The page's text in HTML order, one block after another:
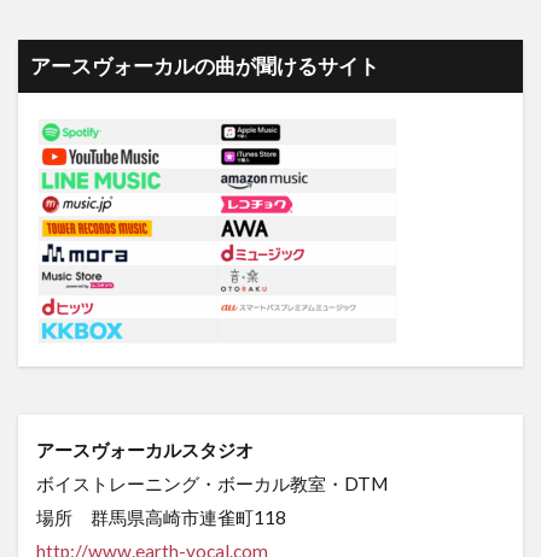
アースヴォーカルの曲が聞けるサイト
アースヴォーカルスタジオ
ボイストレーニング・ボーカル教室・DTM
場所 群馬県高崎市連雀町118
http://www.earth-vocal.com